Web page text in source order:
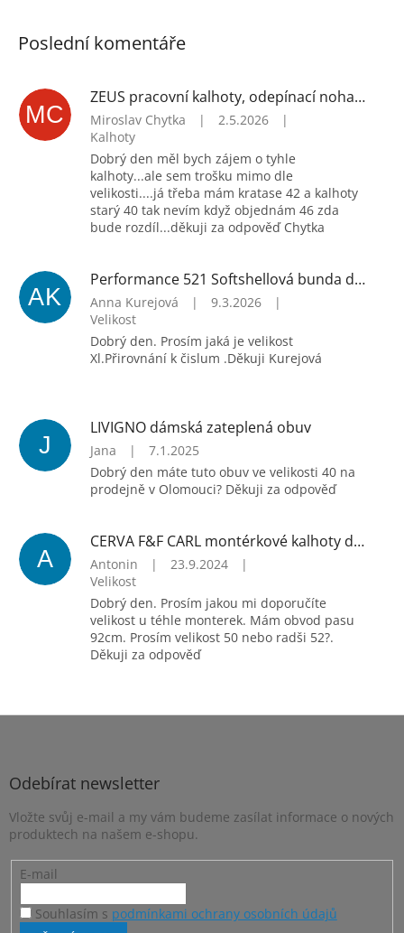
Poslední komentáře
MC
ZEUS pracovní kalhoty, odepínací nohavice
Miroslav Chytka | 2.5.2026
|
Kalhoty
Dobrý den měl bych zájem o tyhle
kalhoty...ale sem trošku mimo dle
velikosti....já třeba mám kratase 42 a kalhoty
starý 40 tak nevím když objednám 46 zda
bude rozdíl...děkuji za odpověď Chytka
AK
Performance 521 Softshellová bunda dámská
Anna Kurejová | 9.3.2026
|
Velikost
Dobrý den. Prosím jaká je velikost
Xl.Přirovnání k čislum .Děkuji Kurejová
J
LIVIGNO dámská zateplená obuv
Jana |
7.1.2025
Dobrý den máte tuto obuv ve velikosti 40 na
prodejně v Olomouci? Děkuji za odpověď
A
CERVA F&F CARL montérkové kalhoty do pasu šedé
Antonin | 23.9.2024
|
Velikost
Dobrý den. Prosím jakou mi doporučíte
velikost u téhle monterek. Mám obvod pasu
92cm. Prosím velikost 50 nebo radši 52?.
Děkuji za odpověď
Z
Odebírat newsletter
Vložte svůj e-mail a my vám budeme zasílat informace o nových
produktech na našem e-shopu.
E-mail
Souhlasím s podmínkami ochrany osobních údajů